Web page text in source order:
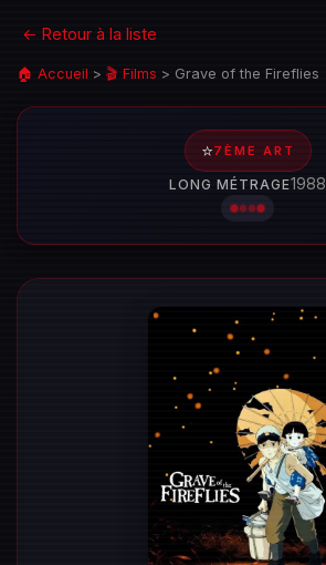
← Retour à la liste
🏠 Accueil > 🎬 Films > Grave of the Fireflies
⭐7ÈME ART
LONG MÉTRAGE1988